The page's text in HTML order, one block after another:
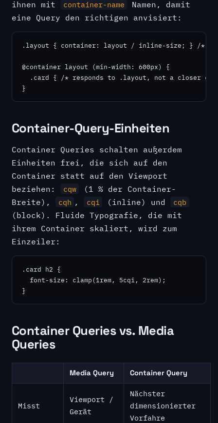
ihnen mit
container-name
Namen, damit
eine Query den richtigen anvisiert:
.layout { container: layout / inline-size; } /*
@container layout (min-width: 600px) {
.card { /* responds to .layout, not a closer
}
Container-Query-Einheiten
Container Queries schalten außerdem
Einheiten frei, die sich auf den
Container statt auf den Viewport
beziehen:
cqw
(1 % der Container-
Breite),
cqh , cqi (inline) und cqb
(block). Fluide Typografie, die mit
ihrem Container skaliert, wird zum
Einzeiler:
.card h2 {
  font-size: clamp(1rem, 5cqi, 2rem);
}
Container Queries vs. Media
Queries
Media Query Container Query
Misst
Viewport /
Gerät
Nächster
dimensionierter
Vorfahre